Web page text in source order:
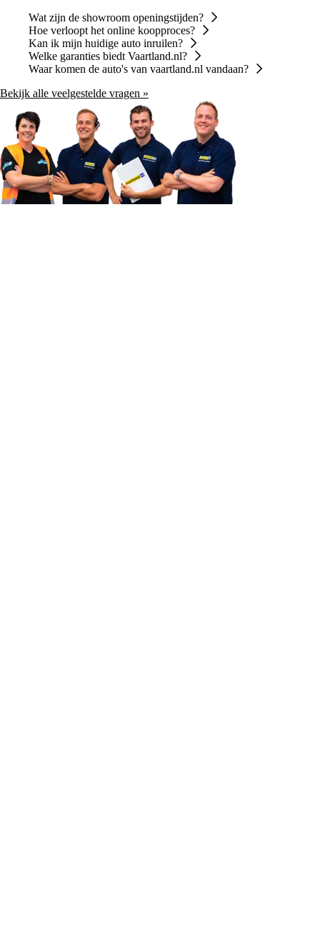
Wat zijn de showroom openingstijden?
Hoe verloopt het online koopproces?
Kan ik mijn huidige auto inruilen?
Welke garanties biedt Vaartland.nl?
Waar komen de auto's van vaartland.nl vandaan?
Bekijk alle veelgestelde vragen »